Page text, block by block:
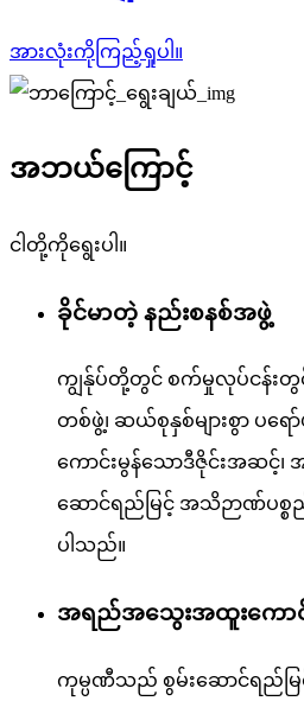
အားလုံးကိုကြည့်ရှုပါ။
အဘယ်ကြောင့်
ငါတို့ကိုရွေးပါ။
ခိုင်မာတဲ့ နည်းစနစ်အဖွဲ့
ကျွန်ုပ်တို့တွင် စက်မှုလုပ်ငန်းတွ
တစ်ဖွဲ့၊ ဆယ်စုနှစ်များစွာ ပ
ကောင်းမွန်သောဒီဇိုင်းအဆင့်၊
ဆောင်ရည်မြင့် အသိဉာဏ်ပစ္စ
ပါသည်။
အရည်အသွေးအထူးကော
ကုမ္ပဏီသည် စွမ်းဆောင်ရည်မြင့်